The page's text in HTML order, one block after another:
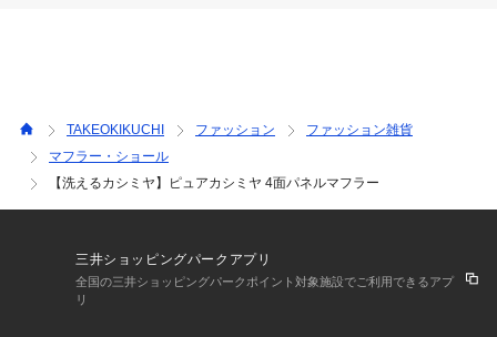
ります。また、パソコン・スマートフォンなどの環境により、
若干製品と画像のカラーが異なる場合もございます。
TAKEOKIKUCHI ファッション
ファッション雑貨
マフラー・ショール
【洗えるカシミヤ】ピュアカシミヤ 4面パネルマフラー
三井ショッピングパークアプリ
全国の三井ショッピングパークポイント対象施設でご利用できるアプ
リ